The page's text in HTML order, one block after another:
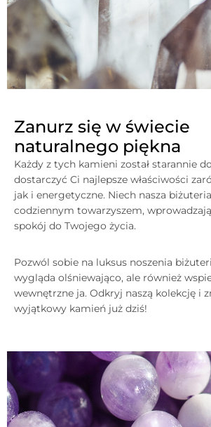
Zanurz się w świecie
naturalnego piękna
Każdy z tych kamieni został starannie
dostarczyć Ci najlepsze właściwości
jak i energetyczne. Niech nasza
codziennym towarzyszem,
spokój do Twojego życia.
Pozwól sobie na luksus noszenia
wygląda olśniewająco, ale również
wewnętrzne ja. Odkryj naszą kolekcję i
wyjątkowy kamień już dziś!